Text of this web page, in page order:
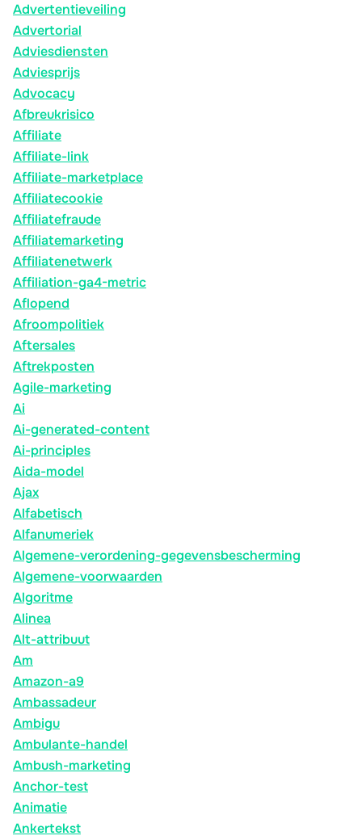
Advertentieveiling
Advertorial
Adviesdiensten
Adviesprijs
Advocacy
Afbreukrisico
Affiliate
Affiliate-link
Affiliate-marketplace
Affiliatecookie
Affiliatefraude
Affiliatemarketing
Affiliatenetwerk
Affiliation-ga4-metric
Aflopend
Afroompolitiek
Aftersales
Aftrekposten
Agile-marketing
Ai
Ai-generated-content
Ai-principles
Aida-model
Ajax
Alfabetisch
Alfanumeriek
Algemene-verordening-gegevensbescherming
Algemene-voorwaarden
Algoritme
Alinea
Alt-attribuut
Am
Amazon-a9
Ambassadeur
Ambigu
Ambulante-handel
Ambush-marketing
Anchor-test
Animatie
Ankertekst